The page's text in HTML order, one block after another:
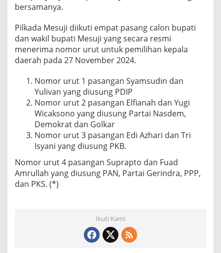
bersamanya.
Pilkada Mesuji diikuti empat pasang calon bupati
dan wakil bupati Mesuji yang secara resmi
menerima nomor urut untuk pemilihan kepala
daerah pada 27 November 2024.
Nomor urut 1 pasangan Syamsudin dan
Yulivan yang diusung PDIP
Nomor urut 2 pasangan Elfianah dan Yugi
Wicaksono yang diusung Partai Nasdem,
Demokrat dan Golkar
Nomor urut 3 pasangan Edi Azhari dan Tri
Isyani yang diusung PKB.
Nomor urut 4 pasangan Suprapto dan Fuad
Amrullah yang diusung PAN, Partai Gerindra, PPP,
dan PKS. (*)
Ikuti Kami